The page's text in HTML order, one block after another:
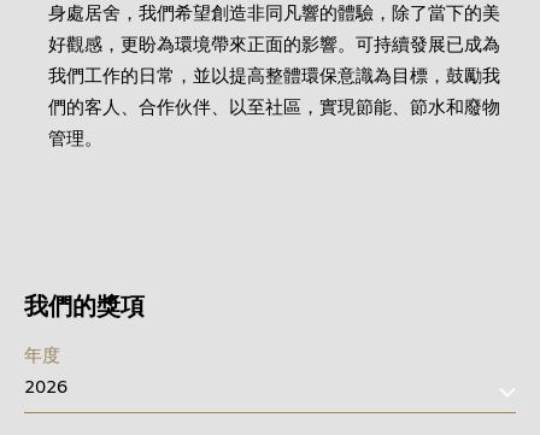
身處居舍，我們希望創造非同凡響的體驗，除了當下的美
好觀感，更盼為環境帶來正面的影響。可持續發展已成為
我們工作的日常，並以提高整體環保意識為目標，鼓勵我
們的客人、合作伙伴、以至社區，實現節能、節水和廢物
管理。
我們的獎項
年度